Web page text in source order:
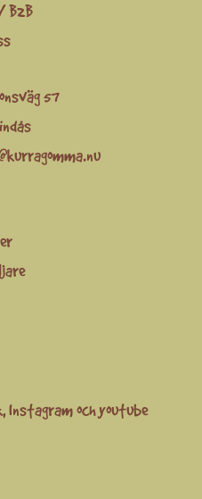
B2B
57
,Instagramochyoutube